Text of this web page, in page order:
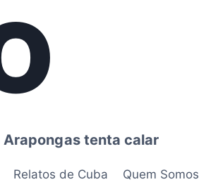
tenta calar
Relatos de Cuba Quem Somos